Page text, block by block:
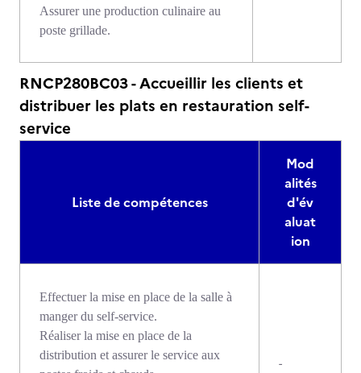
Assurer une production culinaire au
poste grillade.
RNCP280BC03 - Accueillir les clients et
distribuer les plats en restauration self-
service
Liste de compétences
Mod
alités
d'év
aluat
ion
Effectuer la mise en place de la salle à
manger du self-service.
Réaliser la mise en place de la
distribution et assurer le service aux
-